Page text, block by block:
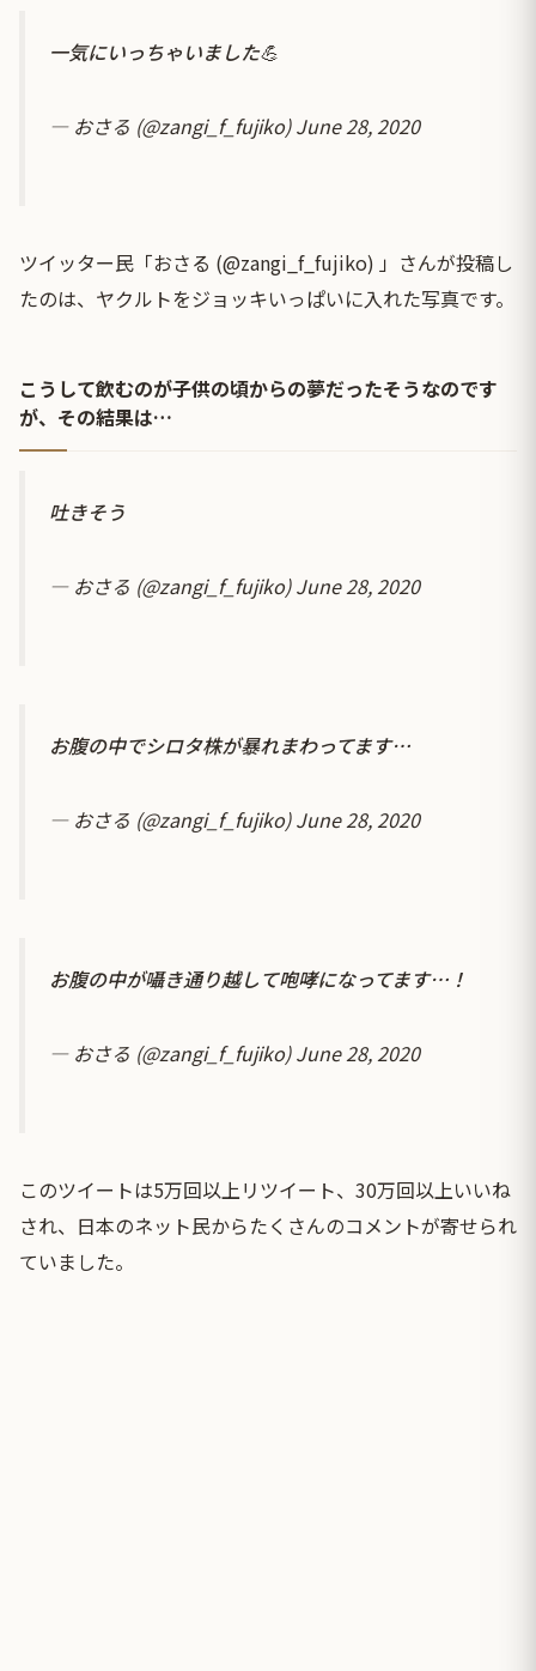
一気にいっちゃいました💪
— おさる (@zangi_f_fujiko)June 28, 2020
ツイッター民「おさる (@zangi_f_fujiko) 」さんが投稿し
たのは、ヤクルトをジョッキいっぱいに入れた写真です。
こうして飲むのが子供の頃からの夢だったそうなのです
が、その結果は…
吐きそう
— おさる (@zangi_f_fujiko)June 28, 2020
お腹の中でシロタ株が暴れまわってます…
— おさる (@zangi_f_fujiko)June 28, 2020
お腹の中が囁き通り越して咆哮になってます…！
— おさる (@zangi_f_fujiko)June 28, 2020
このツイートは5万回以上リツイート、30万回以上いいね
され、日本のネット民からたくさんのコメントが寄せられ
ていました。